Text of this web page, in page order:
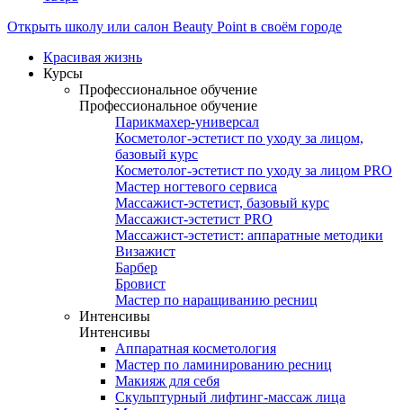
Открыть школу или салон Beauty Point в своём городе
Красивая жизнь
Курсы
Профессиональное обучение
Профессиональное обучение
Парикмахер-универсал
Косметолог-эстетист по уходу за лицом,
базовый курс
Косметолог-эстетист по уходу за лицом PRO
Мастер ногтевого сервиса
Массажист-эстетист, базовый курс
Массажист-эстетист PRO
Массажист-эстетист: аппаратные методики
Визажист
Барбер
Бровист
Мастер по наращиванию ресниц
Интенсивы
Интенсивы
Аппаратная косметология
Мастер по ламинированию ресниц
Макияж для себя
Скульптурный лифтинг-массаж лица